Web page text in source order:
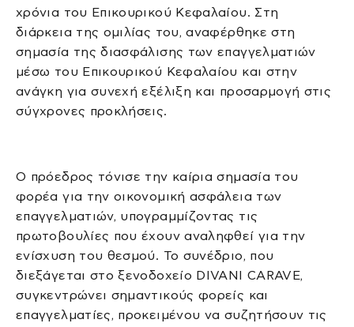
χρόνια του Επικουρικού Κεφαλαίου. Στη
διάρκεια της ομιλίας του, αναφέρθηκε στη
σημασία της διασφάλισης των επαγγελματιών
μέσω του Επικουρικού Κεφαλαίου και στην
ανάγκη για συνεχή εξέλιξη και προσαρμογή στις
σύγχρονες προκλήσεις.
Ο πρόεδρος τόνισε την καίρια σημασία του
φορέα για την οικονομική ασφάλεια των
επαγγελματιών, υπογραμμίζοντας τις
πρωτοβουλίες που έχουν αναληφθεί για την
ενίσχυση του θεσμού. Το συνέδριο, που
διεξάγεται στο ξενοδοχείο DIVANI CARAVE,
συγκεντρώνει σημαντικούς φορείς και
επαγγελματίες, προκειμένου να συζητήσουν τις